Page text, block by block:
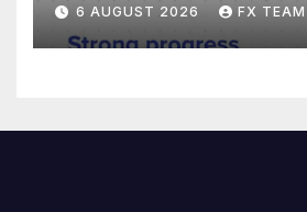
6 AUGUST 2026 FX TEAM